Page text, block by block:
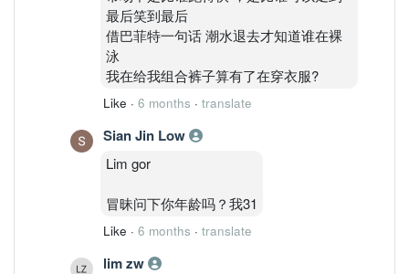
努力打工先。。。。
最后笑到最后
借巴菲特一句话 潮水退去才知道谁在裸
泳
我在给我组合裤子算有了在穿衣服?
Like · 6 months · translate
Sian Jin Low
Lim gor
冒昧问下你年龄吗？我31
Like · 6 months · translate
lim zw